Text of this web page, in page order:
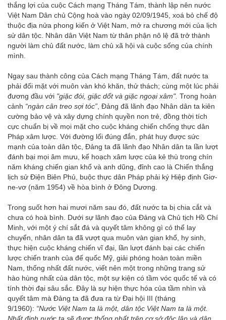
thắng lợi của cuộc Cách mạng Tháng Tám, thành lập nên nước
Việt Nam Dân chủ Cộng hoà vào ngày 02/09/1945, xoá bỏ chế độ
thuộc địa nửa phong kiến ở Việt Nam, mở ra chương mới của lịch
sử dân tộc. Nhân dân Việt Nam từ thân phận nô lệ đã trở thành
người làm chủ đất nước, làm chủ xã hội và cuộc sống của chính
mình.
Ngay sau thành công của Cách mạng Tháng Tám, đất nước ta
phải đối mặt với muôn vàn khó khăn, thử thách; cùng một lúc phải
đương đầu với "giặc đói, giặc dốt và giặc ngoại xâm". Trong hoàn
cảnh “ngàn cân treo sợi tóc”, Đảng đã lãnh đạo Nhân dân ta kiên
cường bảo vệ và xây dựng chính quyền non trẻ, đồng thời tích
cực chuẩn bị về mọi mặt cho cuộc kháng chiến chống thực dân
Pháp xâm lược. Với đường lối đúng đắn, phát huy được sức
mạnh của toàn dân tộc, Đảng ta đã lãnh đạo Nhân dân ta lần lượt
đánh bại mọi âm mưu, kế hoạch xâm lược của kẻ thù trong chín
năm kháng chiến gian khổ và anh dũng, đỉnh cao là Chiến thắng
lịch sử Điện Biên Phủ, buộc thực dân Pháp phải ký Hiệp định Giơ-
ne-vơ (năm 1954) về hòa bình ở Đông Dương.
Trong suốt hơn hai mươi năm sau đó, đất nước ta bị chia cắt và
chưa có hoà bình. Dưới sự lãnh đạo của Đảng và Chủ tịch Hồ Chí
Minh, với một ý chí sắt đá và quyết tâm không gì có thể lay
chuyển, nhân dân ta đã vượt qua muôn vàn gian khổ, hy sinh,
thực hiện cuộc kháng chiến vĩ đại, lần lượt đánh bại các chiến
lược chiến tranh của đế quốc Mỹ, giải phóng hoàn toàn miền
Nam, thống nhất đất nước, viết nên một trong những trang sử
hào hùng nhất của dân tộc, một sự kiện có tầm vóc quốc tế và có
tính thời đại sâu sắc. Đây là sự hiện thực hóa của tầm nhìn và
quyết tâm mà Đảng ta đã đưa ra từ Đại hội III (tháng
9/1960): “Nước Việt Nam ta là một, dân tộc Việt Nam ta là một.